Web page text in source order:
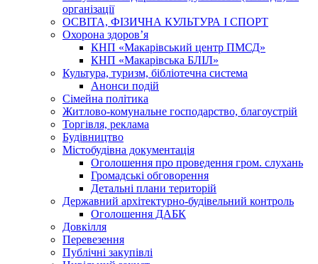
організації
ОСВІТА, ФІЗИЧНА КУЛЬТУРА І СПОРТ
Охорона здоров’я
КНП «Макарівський центр ПМСД»
КНП «Макарівська БЛІЛ»
Культура, туризм, бібліотечна система
Анонси подій
Сімейна політика
Житлово-комунальне господарство, благоустрій
Торгівля, реклама
Будівництво
Містобудівна документація
Оголошення про проведення гром. слухань
Громадські обговорення
Детальні плани територій
Державний архітектурно-будівельний контроль
Оголошення ДАБК
Довкілля
Перевезення
Публічні закупівлі